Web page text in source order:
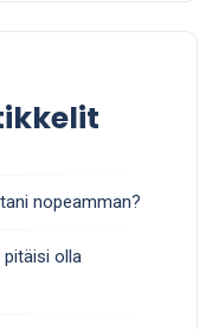
nopeamman?
pitäisi olla